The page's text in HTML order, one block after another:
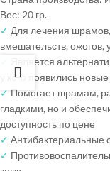
Вес: 20 гр.
✓ Для лечения шрамов,
вмешательств, ожогов,
Является
у кого появились
✓ Помогает шрамам,
гладкими, но и
доступность по цене
✓ Антибактериальные
✓